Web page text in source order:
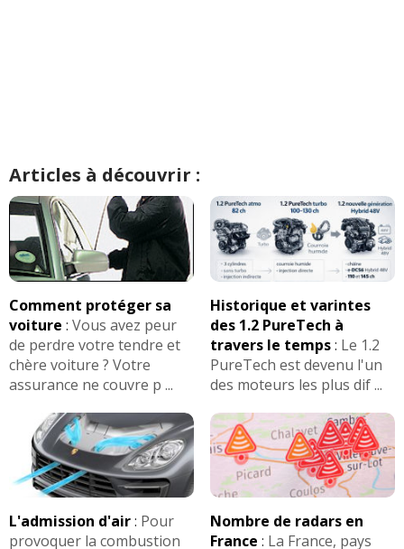
Articles à découvrir :
Comment protéger sa
voiture : Vous avez peur
de perdre votre tendre et
chère voiture ? Votre
assurance ne couvre p ...
Historique et varintes
des 1.2 PureTech à
travers le temps: Le 1.2
PureTech est devenu l'un
des moteurs les plus dif ...
L'admission d'air: Pour
provoquer la combustion
Nombre de radars en
France : La France, pays